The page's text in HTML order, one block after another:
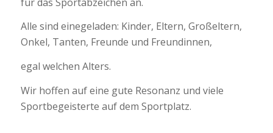
Alle sind einegeladen: Kinder, Eltern, Großeltern,
Onkel, Tanten, Freunde und Freundinnen,
egal welchen Alters.
Wir hoffen auf eine gute Resonanz und viele
Sportbegeisterte auf dem Sportplatz.